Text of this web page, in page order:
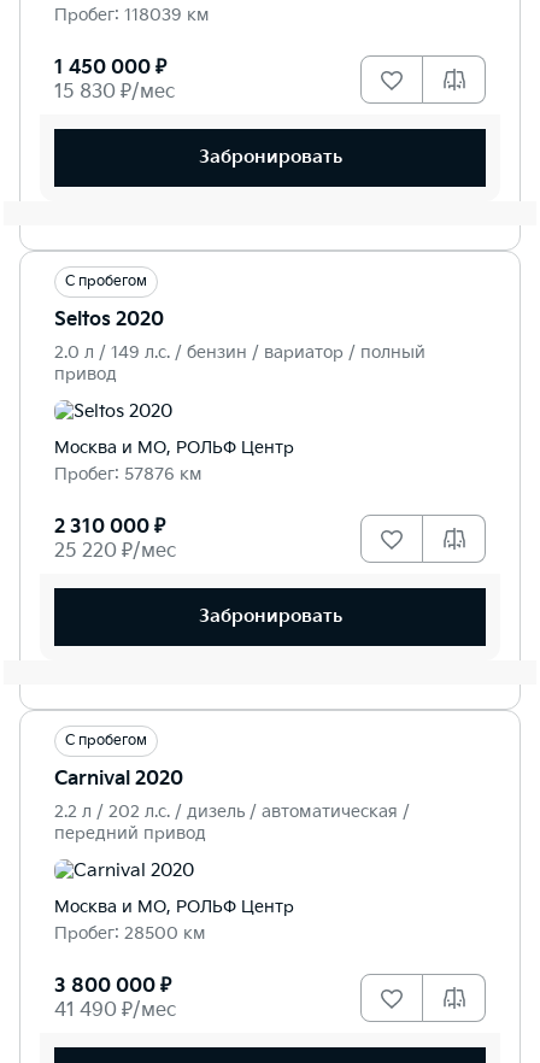
Пробег: 118039 км
1 450 000 ₽
15 830 ₽/мес
Забронировать
С пробегом
Seltos 2020
2.0 л / 149 л.c. / бензин / вариатор / полный
привод
Москва и МО, РОЛЬФ Центр
Пробег: 57876 км
2 310 000 ₽
25 220 ₽/мес
Забронировать
С пробегом
Carnival 2020
2.2 л / 202 л.c. / дизель / автоматическая /
передний привод
Москва и МО, РОЛЬФ Центр
Пробег: 28500 км
3 800 000 ₽
41 490 ₽/мес